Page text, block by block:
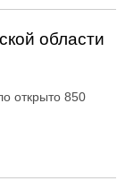
области
открыто 850